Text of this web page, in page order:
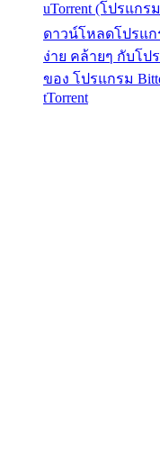
uTorrent (โปรแกร
ดาวน์โหลดโปรแก
ง่าย คล้ายๆ กับโป
ของ โปรแกรม
tTorrent